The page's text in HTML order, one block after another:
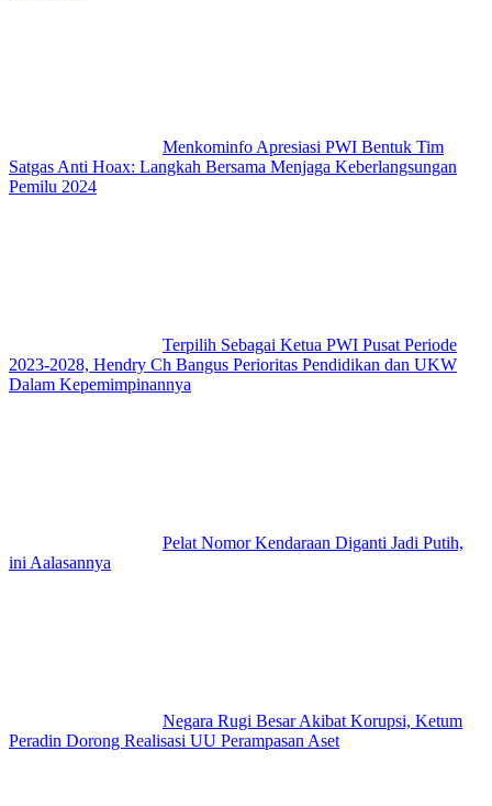
Menkominfo Apresiasi PWI Bentuk Tim
Satgas Anti Hoax: Langkah Bersama Menjaga Keberlangsungan
Pemilu 2024
Terpilih Sebagai Ketua PWI Pusat Periode
2023-2028, Hendry Ch Bangus Perioritas Pendidikan dan UKW
Dalam Kepemimpinannya
Pelat Nomor Kendaraan Diganti Jadi Putih,
ini Aalasannya
Negara Rugi Besar Akibat Korupsi, Ketum
Peradin Dorong Realisasi UU Perampasan Aset